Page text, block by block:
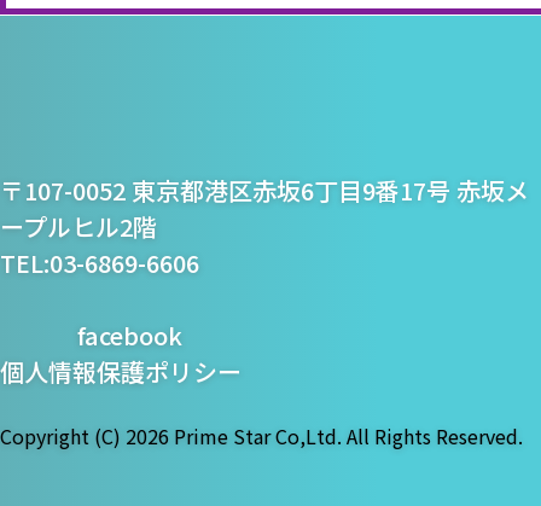
プライム・スター株式
会社
〒107-0052 東京都港区赤坂6丁目9番17号 赤坂メ
ープルヒル2階
TEL:03-6869-6606
facebook
個人情報保護ポリシー
Copyright (C) 2026 Prime Star Co,Ltd. All Rights Reserved.